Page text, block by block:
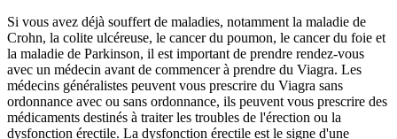
Si vous avez déjà souffert de maladies, notamment la maladie de
Crohn, la colite ulcéreuse, le cancer du poumon, le cancer du foie et
la maladie de Parkinson, il est important de prendre rendez-vous
avec un médecin avant de commencer à prendre du Viagra. Les
médecins généralistes peuvent vous prescrire du Viagra sans
ordonnance avec ou sans ordonnance, ils peuvent vous prescrire des
médicaments destinés à traiter les troubles de l'érection ou la
dysfonction érectile. La dysfonction érectile est le signe d'une